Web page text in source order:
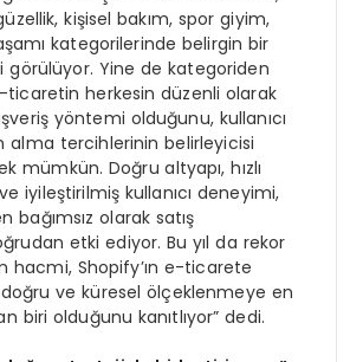
kişisel bakım, spor giyim,
kategorilerinde belirgin bir
görülüyor. Yine de kategoriden
ticaretin herkesin düzenli olarak
yöntemi olduğunu, kullanıcı
alma tercihlerinin belirleyicisi
mümkün. Doğru altyapı, hızlı
iyileştirilmiş kullanıcı deneyimi,
olarak satış
etki ediyor. Bu yıl da rekor
hacmi, Shopify’ın e-ticarete
ve küresel ölçeklenmeye en
biri olduğunu kanıtlıyor” dedi.